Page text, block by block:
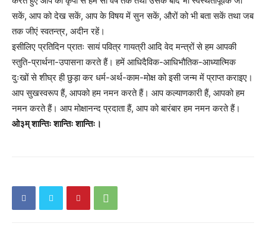
सकें, आप को देख सकें, आप के विषय में सुन सकें, औरों को भी बता सकें तथा जब
तक जीएं स्वतन्त्र, अदीन रहें।
इसीलिए प्रतिदिन प्रातः सायं पवित्र गायत्री आदि वेद मन्त्रों से हम आपकी
स्तुति-प्रार्थना-उपासना करते हैं। हमें आधिदैविक-आधिभौतिक-आध्यात्मिक
दुःखों से शीघ्र ही छुड़ा कर धर्म-अर्थ-काम-मोक्ष को इसी जन्म में प्राप्त कराइए।
आप सुखस्वरूप हैं, आपको हम नमन करते हैं। आप कल्याणकारी हैं, आपको हम
नमन करते हैं। आप मोक्षानन्द प्रदाता हैं, आप को बारंबार हम नमन करते हैं।
ओ३म् शान्तिः शान्तिः शान्तिः।